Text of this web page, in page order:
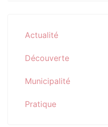
Actualité
Découverte
Municipalité
Pratique